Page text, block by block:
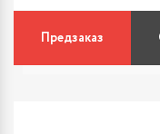
Предзаказ